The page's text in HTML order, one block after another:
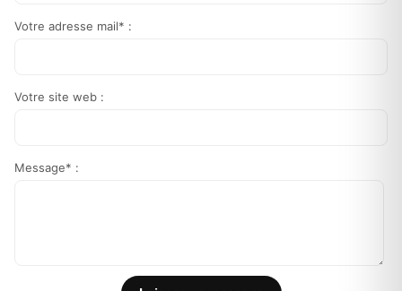
Votre adresse mail* :
Votre site web :
Message* :